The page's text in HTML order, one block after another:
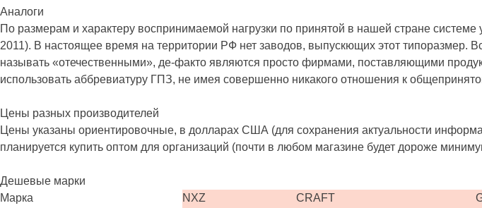
Аналоги
По размерам и характеру воспринимаемой нагрузки по принятой в нашей стране
2011). В настоящее время на территории РФ нет заводов, выпускющих этот
называть «отечественными», де-факто являются просто фирмами, поставляющими
использовать аббревиатуру ГПЗ, не имея совершенно никакого отношения к
Цены разных производителей
Цены указаны ориентировочные, в долларах США (для сохранения актуальности
планируется купить оптом для организаций (почти в любом магазине будет дороже
Дешевые марки
Марка
NXZ
CRAFT